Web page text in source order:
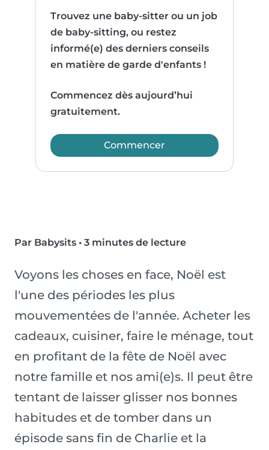
Trouvez une baby-sitter ou un job
de baby-sitting, ou restez
informé(e) des derniers conseils
en matière de garde d'enfants !
Commencez dès aujourd’hui
gratuitement.
Commencer
Par Babysits • 3 minutes de lecture
Voyons les choses en face, Noël est
l'une des périodes les plus
mouvementées de l'année. Acheter les
cadeaux, cuisiner, faire le ménage, tout
en profitant de la fête de Noël avec
notre famille et nos ami(e)s. Il peut être
tentant de laisser glisser nos bonnes
habitudes et de tomber dans un
épisode sans fin de Charlie et la